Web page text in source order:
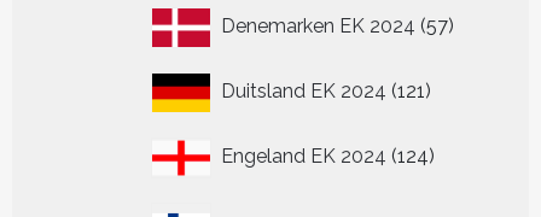
Denemarken EK 2024 5757
Duitsland EK 2024 121 121
Engeland EK 2024 124124